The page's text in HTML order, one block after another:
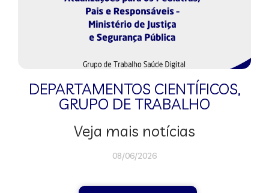
DEPARTAMENTOS CIENTÍFICOS,
GRUPO DE TRABALHO
Veja mais notícias
08/06/2026